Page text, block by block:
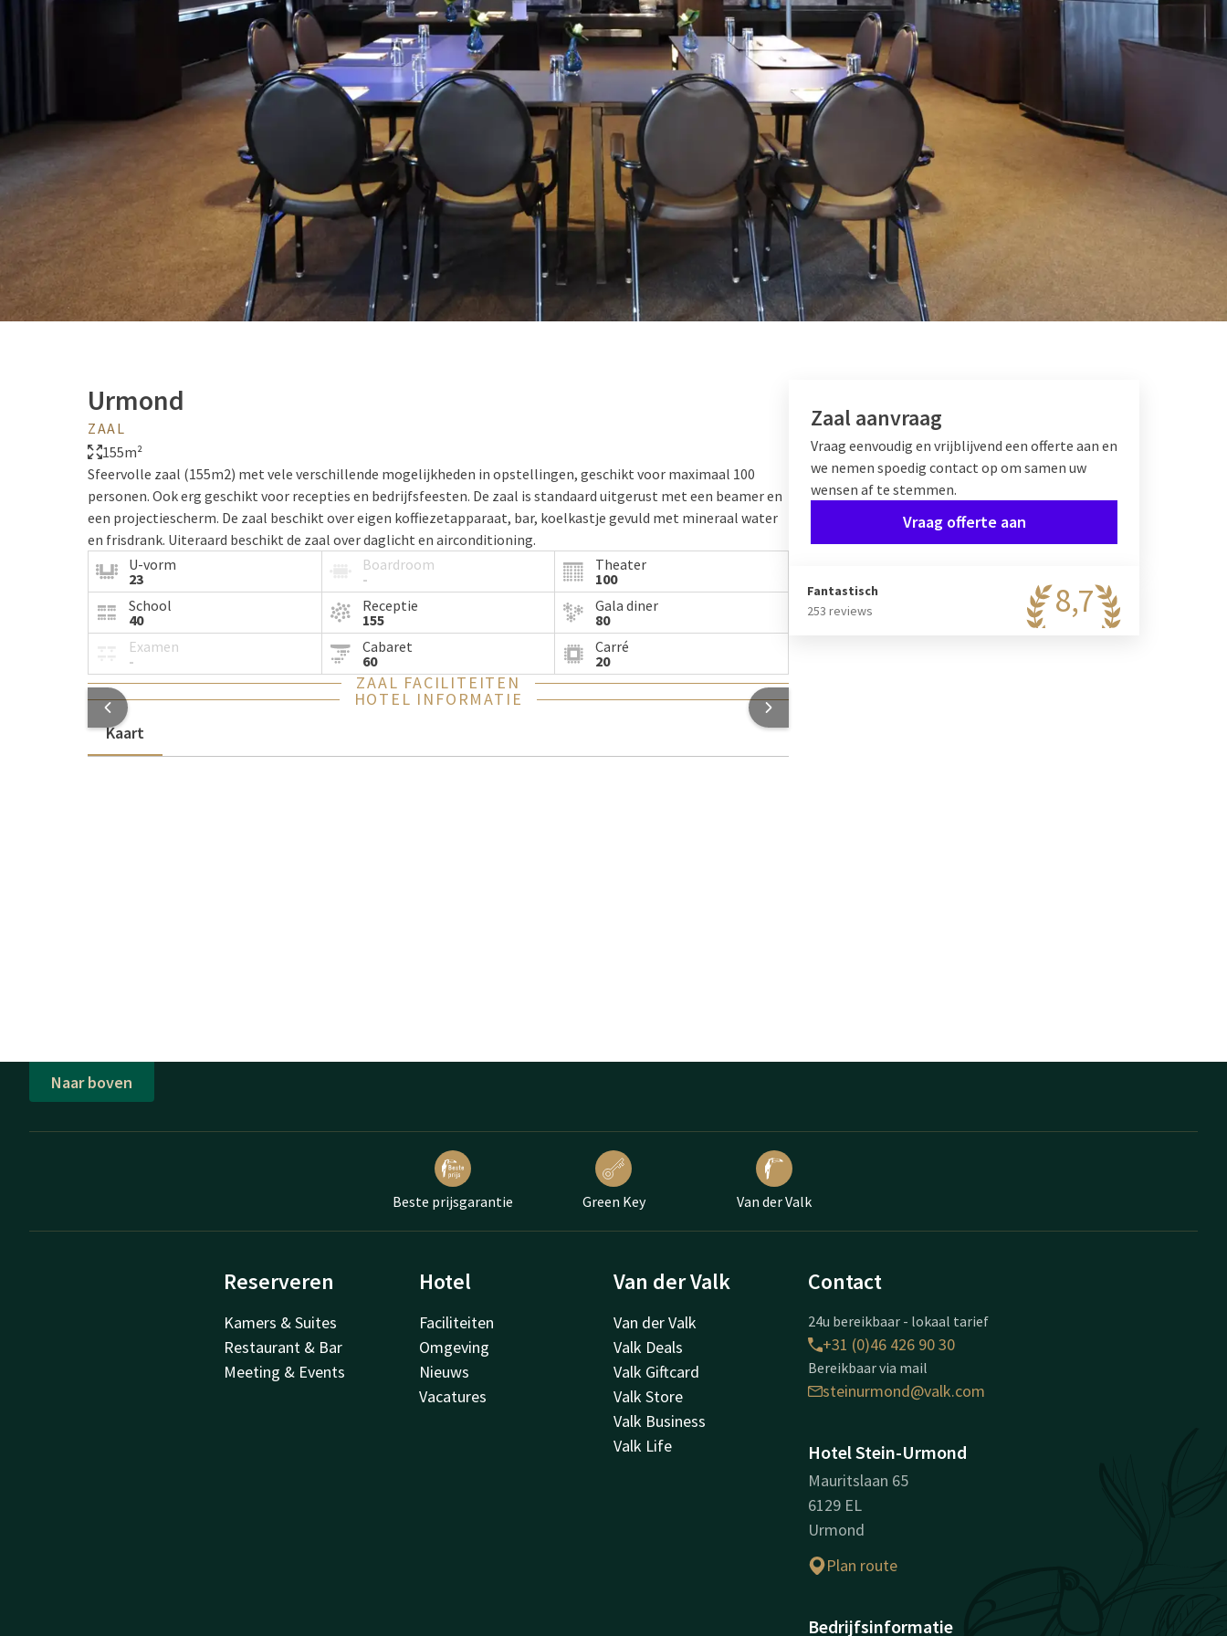
Urmond
ZAAL
155m²
Sfeervolle zaal (155m2) met vele verschillende mogelijkheden in opstellingen, geschikt voor maximaal 100
personen. Ook erg geschikt voor recepties en bedrijfsfeesten. De zaal is standaard uitgerust met een beamer en
een projectiescherm. De zaal beschikt over eigen koffiezetapparaat, bar, koelkastje gevuld met mineraal water
en frisdrank. Uiteraard beschikt de zaal over daglicht en airconditioning.
U-vorm
23
Boardroom
-
Theater
100
School
40
Receptie
155
Gala diner
80
Examen
-
Cabaret
60
Carré
20
ZAAL FACILITEITEN
Zaal aanvraag
Vraag eenvoudig en vrijblijvend een offerte aan en
we nemen spoedig contact op om samen uw
wensen af te stemmen.
Vraag offerte aan
8,7
Fantastisch
253 reviews
HOTEL INFORMATIE
Kaart
Naar boven
Beste prijsgarantie Green Key Van der Valk
Reserveren
Kamers & Suites
Restaurant & Bar
Meeting & Events
Hotel
Faciliteiten
Omgeving
Nieuws
Vacatures
Van der Valk
Van der Valk
Valk Deals
Valk Giftcard
Valk Store
Valk Business
Valk Life
Contact
24u bereikbaar - lokaal tarief
+31 (0)46 426 90 30
Bereikbaar via mail
steinurmond@valk.com
Hotel Stein-Urmond
Mauritslaan 65
6129 EL
Urmond
Plan route
Bedrijfsinformatie